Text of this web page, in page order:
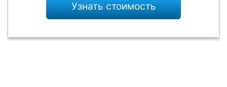
Узнать стоимость